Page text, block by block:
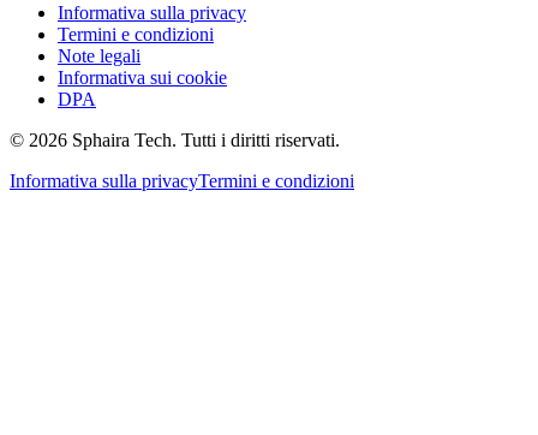
Informativa sulla privacy
Termini e condizioni
Note legali
Informativa sui cookie
DPA
© 2026 Sphaira Tech. Tutti i diritti riservati.
Informativa sulla privacyTermini e condizioni